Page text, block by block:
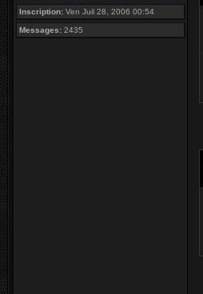
Inscription: Ven Juil 28, 2006 00:54
Messages: 2435